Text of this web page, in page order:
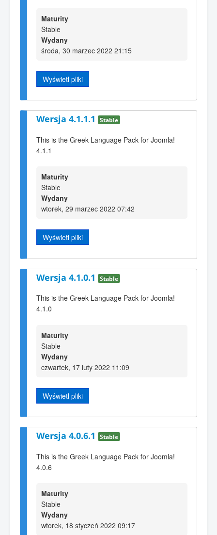
Maturity
Stable
Wydany
środa, 30 marzec 2022 21:15
Wyświetl pliki
Wersja 4.1.1.1 Stable
This is the Greek Language Pack for Joomla!
4.1.1
Maturity
Stable
Wydany
wtorek, 29 marzec 2022 07:42
Wyświetl pliki
Wersja 4.1.0.1 Stable
This is the Greek Language Pack for Joomla!
4.1.0
Maturity
Stable
Wydany
czwartek, 17 luty 2022 11:09
Wyświetl pliki
Wersja 4.0.6.1 Stable
This is the Greek Language Pack for Joomla!
4.0.6
Maturity
Stable
Wydany
wtorek, 18 styczeń 2022 09:17